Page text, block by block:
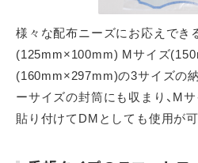
様々な配布ニーズにお応えでき
(125mm×100mm) Mサイズ
(160mm×297mm)の3サイズの
ーサイズの封筒にも収まり、M
貼り付けてDMとしても使用が可